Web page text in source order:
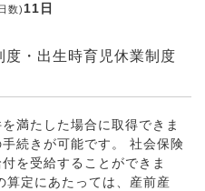
数)11日
・出生時育児休業制度
満たした場合に取得できま
続きが可能です。 社会保険
を受給することができま
算定にあたっては、産前産